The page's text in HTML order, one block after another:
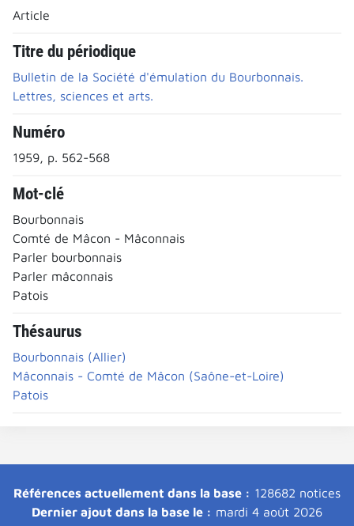
Article
Titre du périodique
Bulletin de la Société d'émulation du Bourbonnais.
Lettres, sciences et arts.
Numéro
1959, p. 562-568
Mot-clé
Bourbonnais
Comté de Mâcon - Mâconnais
Parler bourbonnais
Parler mâconnais
Patois
Thésaurus
Bourbonnais (Allier)
Mâconnais - Comté de Mâcon (Saône-et-Loire)
Patois
Références actuellement dans la base : 128682 notices
Dernier ajout dans la base le : mardi 4 août 2026